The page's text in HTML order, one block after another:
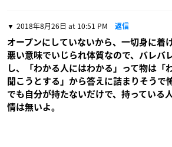
2018年8月26日 at 10:51 PM 返信
オープンにしていないから、一切身に着
悪い意味でいじられ体質なので、バレバ
し、「わかる人にはわかる」って物は「
聞こうとする」から答えに詰まりそうで
でも自分が持たないだけで、持っている
情は無いよ。